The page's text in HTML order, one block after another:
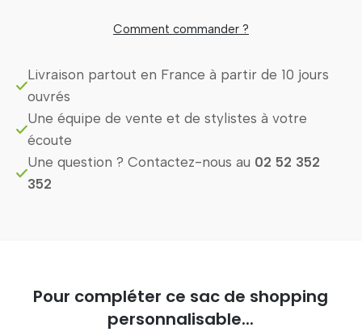
Comment commander ?
Livraison partout en France à partir de 10 jours
ouvrés
Une équipe de vente et de stylistes à votre
écoute
Une question ? Contactez-nous au 02 52 352
352
Pour compléter ce sac de shopping
personnalisable...